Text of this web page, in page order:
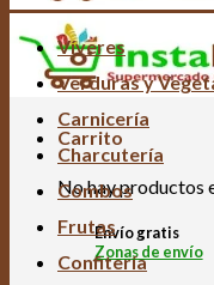
Carrito
No hay productos
Envío gratis
Zonas de envío
Víveres
Verduras y
Carnicería
Charcutería
Combos
Frutas
Confitería